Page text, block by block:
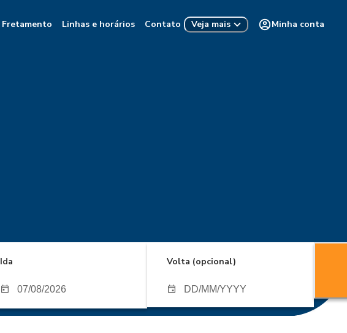
Fretamento Linhas e horários Contato Veja mais Minha conta
Ida Volta (opcional)